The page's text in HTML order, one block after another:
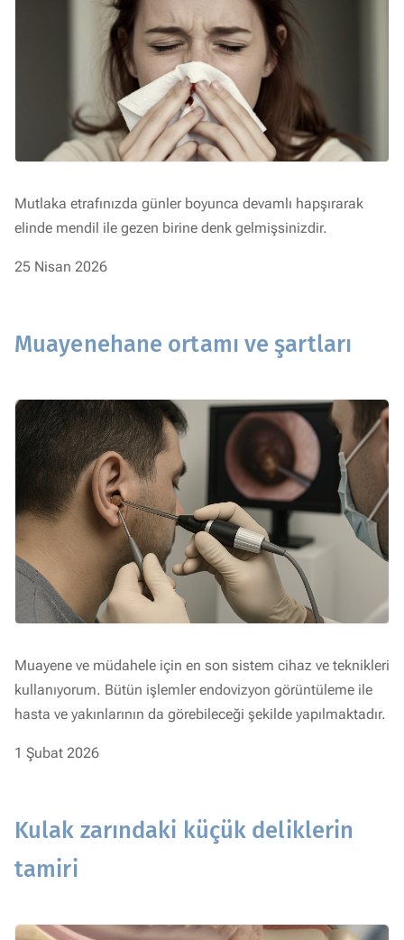
Mutlaka etrafınızda günler boyunca devamlı hapşırarak
elinde mendil ile gezen birine denk gelmişsinizdir.
25 Nisan 2026
Muayenehane ortamı ve şartları
Muayene ve müdahele için en son sistem cihaz ve teknikleri
kullanıyorum. Bütün işlemler endovizyon görüntüleme ile
hasta ve yakınlarının da görebileceği şekilde yapılmaktadır.
1 Şubat 2026
Kulak zarındaki küçük deliklerin
tamiri